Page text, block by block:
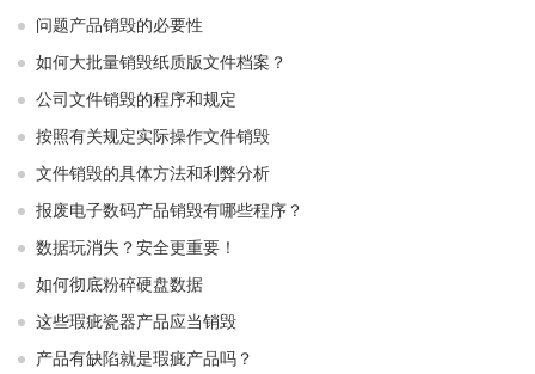
问题产品销毁的必要性
如何大批量销毁纸质版文件档案？
公司文件销毁的程序和规定
按照有关规定实际操作文件销毁
文件销毁的具体方法和利弊分析
报废电子数码产品销毁有哪些程序？
数据玩消失？安全更重要！
如何彻底粉碎硬盘数据
这些瑕疵瓷器产品应当销毁
产品有缺陷就是瑕疵产品吗？